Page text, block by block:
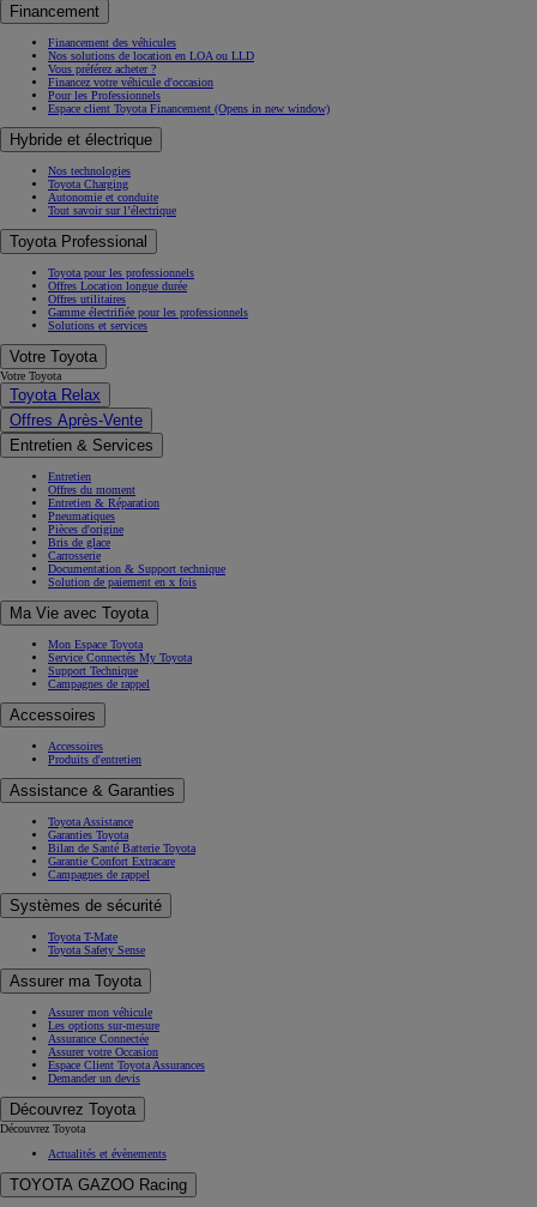
Financement
Financement des véhicules
Nos solutions de location en LOA ou LLD
Vous préférez acheter ?
Financez votre véhicule d'occasion
Pour les Professionnels
Espace client Toyota Financement (Opens in new window)
Hybride et électrique
Nos technologies
Toyota Charging
Autonomie et conduite
Tout savoir sur l’électrique
Toyota Professional
Toyota pour les professionnels
Offres Location longue durée
Offres utilitaires
Gamme électrifiée pour les professionnels
Solutions et services
Votre Toyota
Votre Toyota
Toyota Relax
Offres Après-Vente
Entretien & Services
Entretien
Offres du moment
Entretien & Réparation
Pneumatiques
Pièces d'origine
Bris de glace
Carrosserie
Documentation & Support technique
Solution de paiement en x fois
Ma Vie avec Toyota
Mon Espace Toyota
Service Connectés My Toyota
Support Technique
Campagnes de rappel
Accessoires
Accessoires
Produits d'entretien
Assistance & Garanties
Toyota Assistance
Garanties Toyota
Bilan de Santé Batterie Toyota
Garantie Confort Extracare
Campagnes de rappel
Systèmes de sécurité
Toyota T-Mate
Toyota Safety Sense
Assurer ma Toyota
Assurer mon véhicule
Les options sur-mesure
Assurance Connectée
Assurer votre Occasion
Espace Client Toyota Assurances
Demander un devis
Découvrez Toyota
Découvrez Toyota
Actualités et évènements
TOYOTA GAZOO Racing